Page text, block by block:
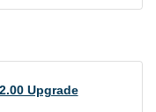
Upgrade